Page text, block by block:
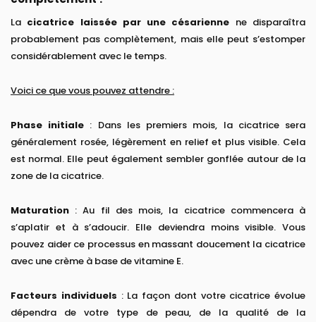
La cicatrice laissée par une césarienne ne disparaîtra
probablement pas complètement, mais elle peut s’estomper
considérablement avec le temps.
Voici ce que vous pouvez attendre :
Phase initiale : Dans les premiers mois, la cicatrice sera
généralement rosée, légèrement en relief et plus visible. Cela
est normal. Elle peut également sembler gonflée autour de la
zone de la cicatrice.
Maturation : Au fil des mois, la cicatrice commencera à
s’aplatir et à s’adoucir. Elle deviendra moins visible. Vous
pouvez aider ce processus en massant doucement la cicatrice
avec une crème à base de vitamine E.
Facteurs individuels : La façon dont votre cicatrice évolue
dépendra de votre type de peau, de la qualité de la